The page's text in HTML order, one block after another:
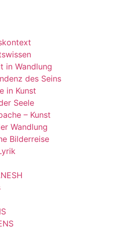
in Wandlung
des Seins
in Kunst
Seele
– Kunst
Wandlung
Bilderreise